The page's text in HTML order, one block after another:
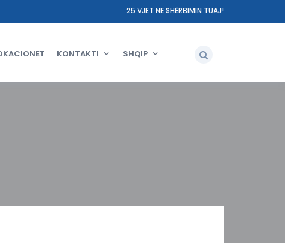
25 VJET NË SHËRBIMIN TUAJ!
KONTAKTI SHQIP